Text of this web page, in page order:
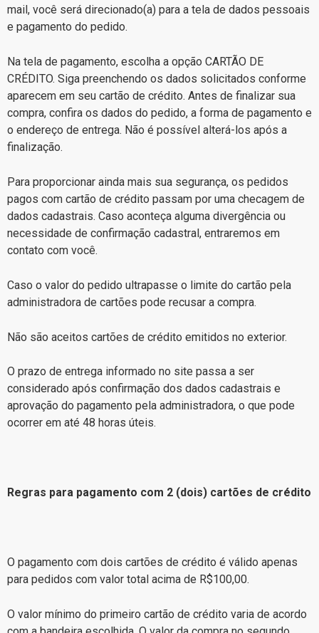
mail, você será direcionado(a) para a tela de dados pessoais
e pagamento do pedido.
Na tela de pagamento, escolha a opção CARTÃO DE
CRÉDITO. Siga preenchendo os dados solicitados conforme
aparecem em seu cartão de crédito. Antes de finalizar sua
compra, confira os dados do pedido, a forma de pagamento e
o endereço de entrega. Não é possível alterá-los após a
finalização.
Para proporcionar ainda mais sua segurança, os pedidos
pagos com cartão de crédito passam por uma checagem de
dados cadastrais. Caso aconteça alguma divergência ou
necessidade de confirmação cadastral, entraremos em
contato com você.
Caso o valor do pedido ultrapasse o limite do cartão pela
administradora de cartões pode recusar a compra.
Não são aceitos cartões de crédito emitidos no exterior.
O prazo de entrega informado no site passa a ser
considerado após confirmação dos dados cadastrais e
aprovação do pagamento pela administradora, o que pode
ocorrer em até 48 horas úteis.
Regras para pagamento com 2 (dois) cartões de crédito
O pagamento com dois cartões de crédito é válido apenas
para pedidos com valor total acima de R$100,00.
O valor mínimo do primeiro cartão de crédito varia de acordo